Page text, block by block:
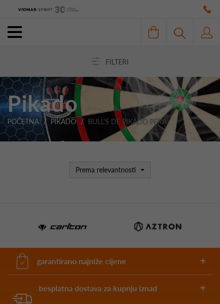
FILTERI
Pikado
POČETNA PIKADO BULL'S DE PIKADO PERA
Prema relevantnosti
garantirano najniže cijene
besplatna dostava za kupnju iznad